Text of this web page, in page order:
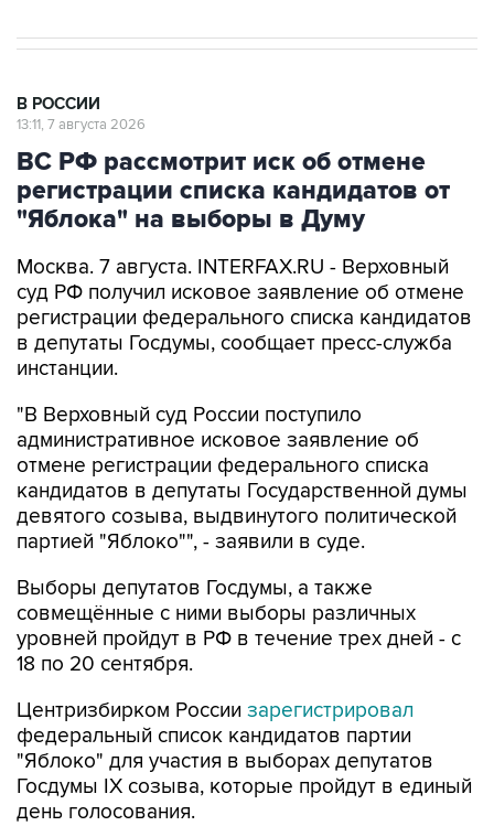
В РОССИИ
13:11, 7 августа 2026
ВС РФ рассмотрит иск об отмене
регистрации списка кандидатов от
"Яблока" на выборы в Думу
Москва. 7 августа. INTERFAX.RU - Верховный
суд РФ получил исковое заявление об отмене
регистрации федерального списка кандидатов
в депутаты Госдумы, сообщает пресс-служба
инстанции.
"В Верховный суд России поступило
административное исковое заявление об
отмене регистрации федерального списка
кандидатов в депутаты Государственной думы
девятого созыва, выдвинутого политической
партией "Яблоко"", - заявили в суде.
Выборы депутатов Госдумы, а также
совмещённые с ними выборы различных
уровней пройдут в РФ в течение трех дней - с
18 по 20 сентября.
Центризбирком России зарегистрировал
федеральный список кандидатов партии
"Яблоко" для участия в выборах депутатов
Госдумы IX созыва, которые пройдут в единый
день голосования.